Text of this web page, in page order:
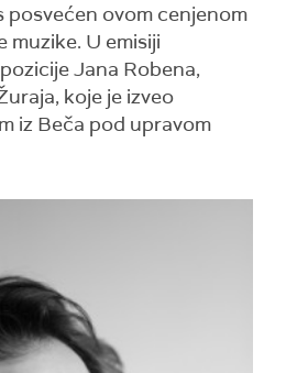
ovom cenjenom
muzike. U emisiji
Jana Robena,
koje je izveo
iz Beča pod upravom